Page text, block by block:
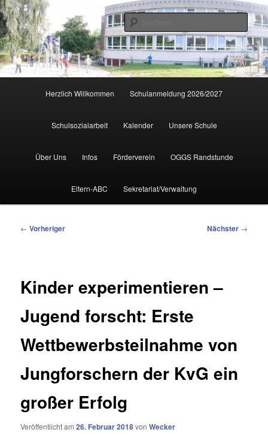
Zum
primären
Inhalt
springen
Herzlich Willkommen Schulanmeldung 2026/2027
Schulsozialarbeit Kalender Unsere Schule
Über Uns Infos Förderverein OGGS Randstunde
Eltern-ABC Sekretariat/Verwaltung
Beitragsnavigation
← Vorheriger Nächster →
Kinder experimentieren –
Jugend forscht: Erste
Wettbewerbsteilnahme von
Jungforschern der KvG ein
großer Erfolg
Veröffentlicht am26. Februar 2018vonWecker